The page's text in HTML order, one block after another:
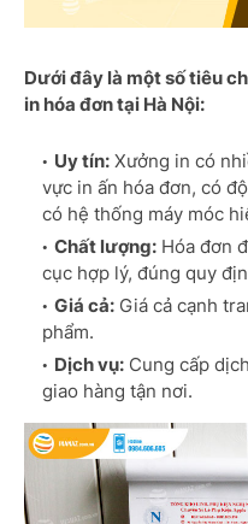
Dưới đây là một số tiêu
in hóa đơn tại Hà Nội:
Uy tín: Xưởng in có
vực in ấn hóa đơn, có
có hệ thống máy móc
Chất lượng: Hóa đơn
cục hợp lý, đúng quy
Giá cả: Giá cả cạnh
phẩm.
Dịch vụ: Cung cấp
giao hàng tận nơi.